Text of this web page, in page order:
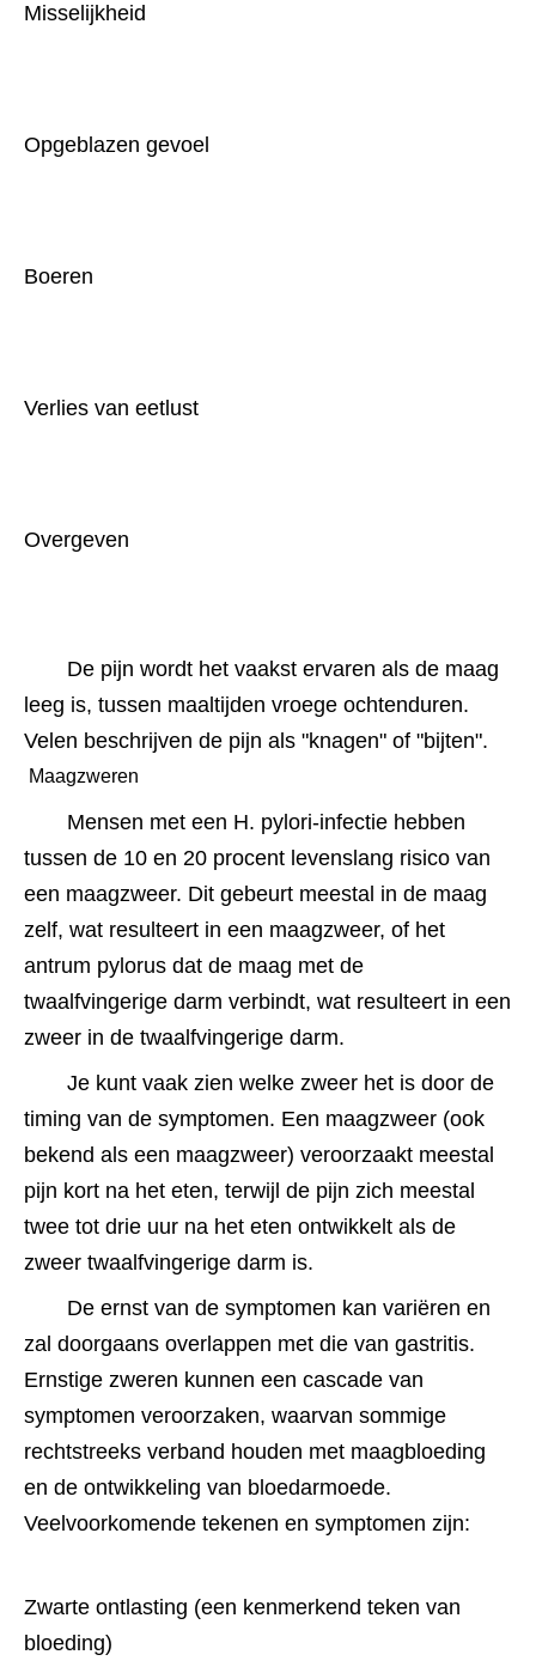
Misselijkheid
Opgeblazen gevoel
Boeren
Verlies van eetlust
Overgeven
De pijn wordt het vaakst ervaren als de maag
leeg is, tussen maaltijden vroege ochtenduren.
Velen beschrijven de pijn als "knagen" of "bijten".
Maagzweren
Mensen met een H. pylori-infectie hebben
tussen de 10 en 20 procent levenslang risico van
een maagzweer. Dit gebeurt meestal in de maag
zelf, wat resulteert in een maagzweer, of het
antrum pylorus dat de maag met de
twaalfvingerige darm verbindt, wat resulteert in een
zweer in de twaalfvingerige darm.
Je kunt vaak zien welke zweer het is door de
timing van de symptomen. Een maagzweer (ook
bekend als een maagzweer) veroorzaakt meestal
pijn kort na het eten, terwijl de pijn zich meestal
twee tot drie uur na het eten ontwikkelt als de
zweer twaalfvingerige darm is.
De ernst van de symptomen kan variëren en
zal doorgaans overlappen met die van gastritis.
Ernstige zweren kunnen een cascade van
symptomen veroorzaken, waarvan sommige
rechtstreeks verband houden met maagbloeding
en de ontwikkeling van bloedarmoede.
Veelvoorkomende tekenen en symptomen zijn:
Zwarte ontlasting (een kenmerkend teken van
bloeding)